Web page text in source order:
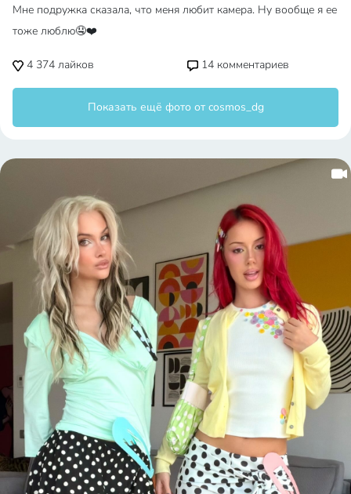
Мне подружка сказала, что меня любит камера. Ну вообще я ее
тоже люблю🤤❤️
4 374 лайков 14 комментариев
Показать ещё фото от cosmos_dg